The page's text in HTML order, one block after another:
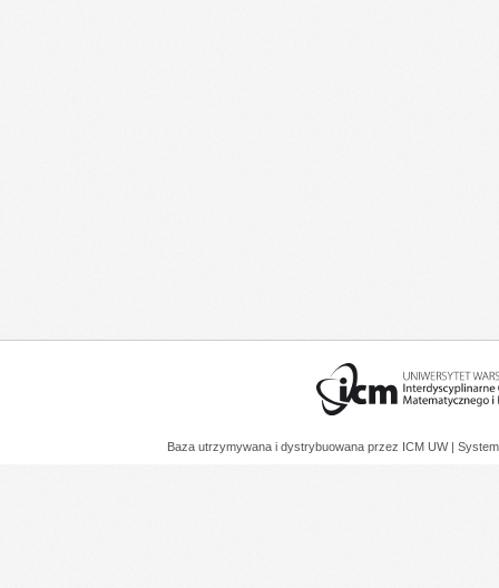
Baza utrzymywana i dystrybuowana przez ICM UW |